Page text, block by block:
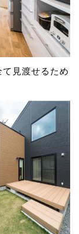
見渡せるため